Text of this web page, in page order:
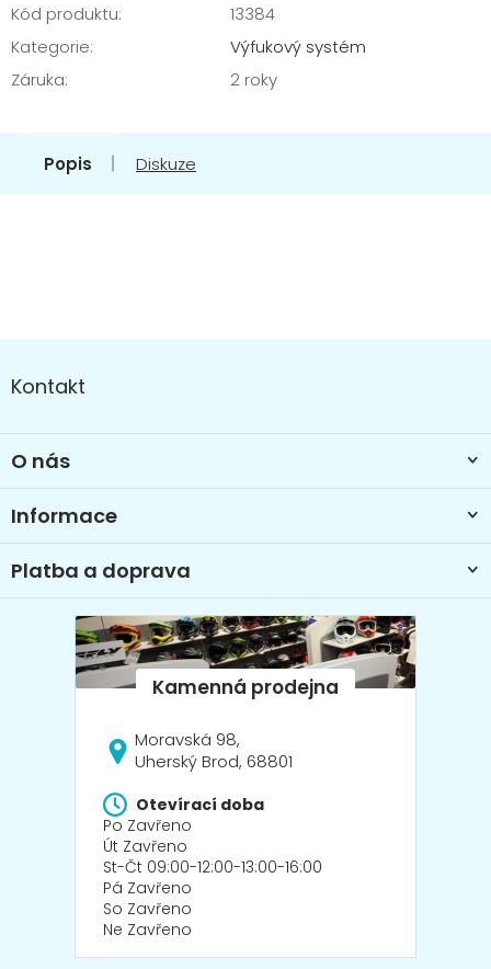
Kód produktu:
13384
Kategorie:
Výfukový systém
Záruka: 2 roky
Popis Diskuze
á
pKontakt
O nás
Informace
Platba a doprava
Moravská 98,
Uherský Brod, 68801
Otevírací doba
Po Zavřeno
Út Zavřeno
St-Čt 09:00-12:00-13:00-16:00
Pá Zavřeno
So Zavřeno
Ne Zavřeno